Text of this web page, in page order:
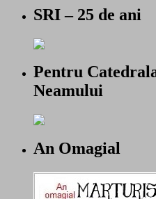
SRI – 25 de ani
Pentru
Neamului
An Omagial